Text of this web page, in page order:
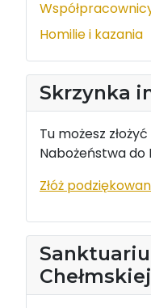
Homilie i kazania
Skrzynka
Tu możesz
Nabożeństwa do
Złóż